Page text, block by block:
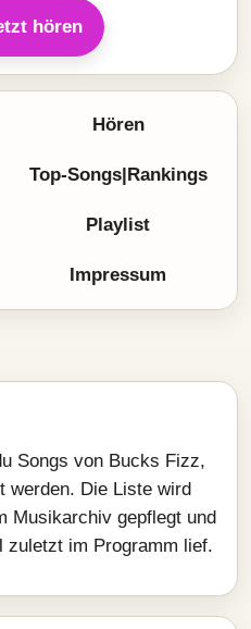
hören
Hören
Top-Songs|Rankings
Playlist
Impressum
Songs von Bucks Fizz,
werden. Die Liste wird
Musikarchiv gepflegt und
zuletzt im Programm lief.